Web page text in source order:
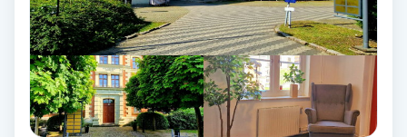
Meditation
Medium
Megavolymfransar